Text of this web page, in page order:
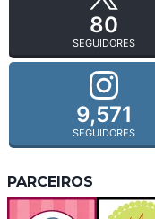
80
SEGUIDORES
9,571
SEGUIDORES
PARCEIROS